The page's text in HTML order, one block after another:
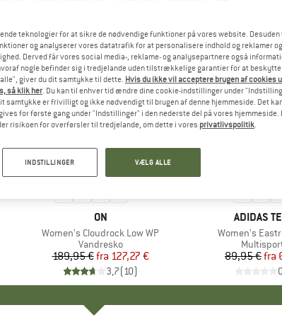
MÆRKE
ON
Artikel
Women's Cloudrock Low WP
Produktgruppe
Vandresko
Pris
189,95 € Nedsat pris
fra 127,27 €
3,7(10)
Rabat
til 33%
MÆRKE
ADIDAS
Artikel
Women's
89,95 €fra
teknologier for at sikre de nødvendige funktioner på vores website.
og analyserer vores datatrafik for at personalisere indhold og reklamer
Derved får vores social media-, reklame- og analysepartnere også
nogle befinder sig i tredjelande uden tilstrækkelige garantier for at
giver du dit samtykke til dette. Hvis du ikke vil acceptere brugen af cookies
så klik her. Du kan til enhver tid ændre dine cookie-indstillinger under
samtykke er frivilligt og ikke nødvendigt til brugen af denne hjemmeside. Det
for første gang under "Indstillinger" i den nederste del på vores hjemmeside.
risikoen for overførsler til tredjelande, om dette i vores privatlivspolitik.
INDSTILLINGER VÆLG ALLE